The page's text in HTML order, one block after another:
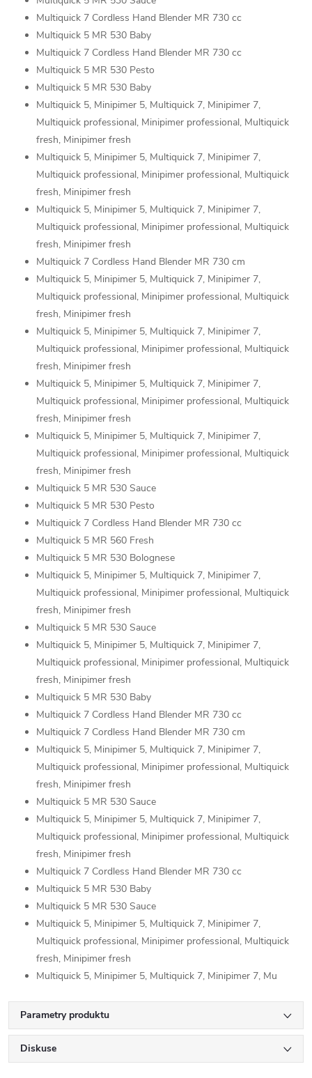
Multiquick 7 Cordless Hand Blender MR 730 cc
Multiquick 5 MR 530 Baby
Multiquick 7 Cordless Hand Blender MR 730 cc
Multiquick 5 MR 530 Pesto
Multiquick 5 MR 530 Baby
Multiquick 5, Minipimer 5, Multiquick 7, Minipimer 7,
Multiquick professional, Minipimer professional, Multiquick
fresh, Minipimer fresh
Multiquick 5, Minipimer 5, Multiquick 7, Minipimer 7,
Multiquick professional, Minipimer professional, Multiquick
fresh, Minipimer fresh
Multiquick 5, Minipimer 5, Multiquick 7, Minipimer 7,
Multiquick professional, Minipimer professional, Multiquick
fresh, Minipimer fresh
Multiquick 7 Cordless Hand Blender MR 730 cm
Multiquick 5, Minipimer 5, Multiquick 7, Minipimer 7,
Multiquick professional, Minipimer professional, Multiquick
fresh, Minipimer fresh
Multiquick 5, Minipimer 5, Multiquick 7, Minipimer 7,
Multiquick professional, Minipimer professional, Multiquick
fresh, Minipimer fresh
Multiquick 5, Minipimer 5, Multiquick 7, Minipimer 7,
Multiquick professional, Minipimer professional, Multiquick
fresh, Minipimer fresh
Multiquick 5, Minipimer 5, Multiquick 7, Minipimer 7,
Multiquick professional, Minipimer professional, Multiquick
fresh, Minipimer fresh
Multiquick 5 MR 530 Sauce
Multiquick 5 MR 530 Pesto
Multiquick 7 Cordless Hand Blender MR 730 cc
Multiquick 5 MR 560 Fresh
Multiquick 5 MR 530 Bolognese
Multiquick 5, Minipimer 5, Multiquick 7, Minipimer 7,
Multiquick professional, Minipimer professional, Multiquick
fresh, Minipimer fresh
Multiquick 5 MR 530 Sauce
Multiquick 5, Minipimer 5, Multiquick 7, Minipimer 7,
Multiquick professional, Minipimer professional, Multiquick
fresh, Minipimer fresh
Multiquick 5 MR 530 Baby
Multiquick 7 Cordless Hand Blender MR 730 cc
Multiquick 7 Cordless Hand Blender MR 730 cm
Multiquick 5, Minipimer 5, Multiquick 7, Minipimer 7,
Multiquick professional, Minipimer professional, Multiquick
fresh, Minipimer fresh
Multiquick 5 MR 530 Sauce
Multiquick 5, Minipimer 5, Multiquick 7, Minipimer 7,
Multiquick professional, Minipimer professional, Multiquick
fresh, Minipimer fresh
Multiquick 7 Cordless Hand Blender MR 730 cc
Multiquick 5 MR 530 Baby
Multiquick 5 MR 530 Sauce
Multiquick 5, Minipimer 5, Multiquick 7, Minipimer 7,
Multiquick professional, Minipimer professional, Multiquick
fresh, Minipimer fresh
Multiquick 5, Minipimer 5, Multiquick 7, Minipimer 7, Mu
Parametry produktu
Diskuse